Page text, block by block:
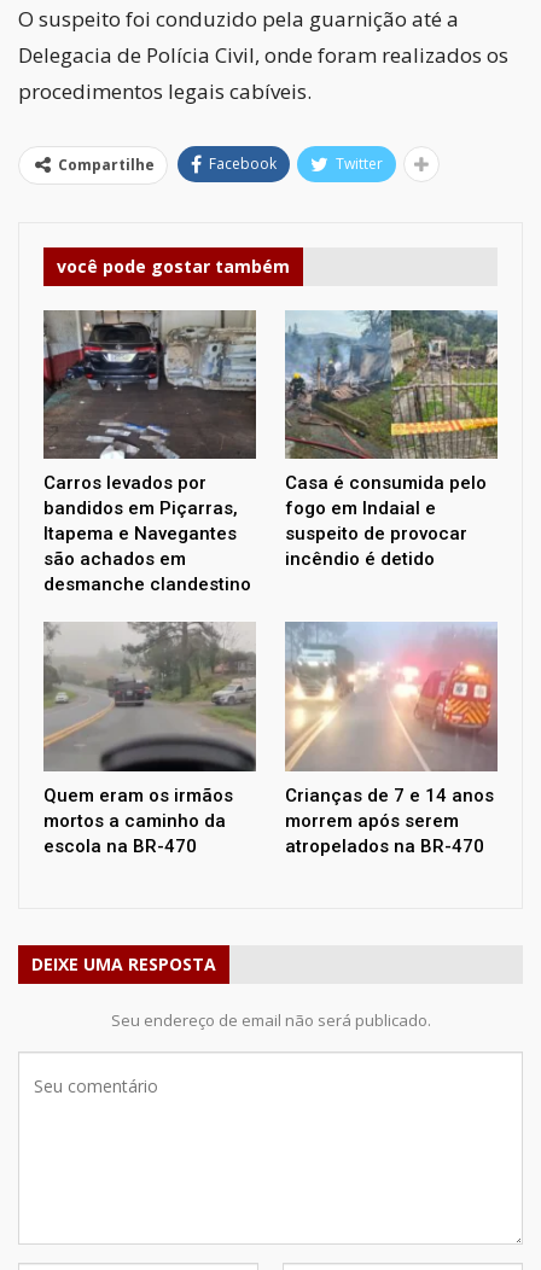
O suspeito foi conduzido pela guarnição até a
Delegacia de Polícia Civil, onde foram realizados os
procedimentos legais cabíveis.
Compartilhe Facebook Twitter
você pode gostar também
Carros levados por
bandidos em Piçarras,
Itapema e Navegantes
são achados em
desmanche clandestino
Casa é consumida pelo
fogo em Indaial e
suspeito de provocar
incêndio é detido
Quem eram os irmãos
mortos a caminho da
escola na BR-470
Crianças de 7 e 14 anos
morrem após serem
atropelados na BR-470
DEIXE UMA RESPOSTA
Seu endereço de email não será publicado.